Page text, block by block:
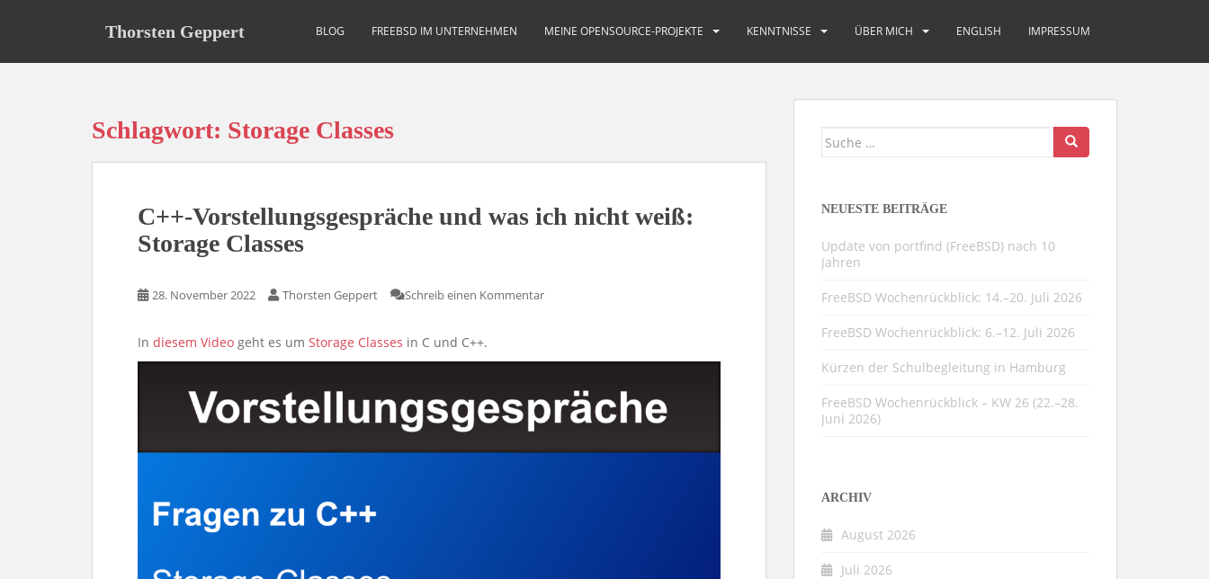
Thorsten Geppert BLOG FREEBSD IM UNTERNEHMEN MEINE OPENSOURCE-PROJEKTE KENNTNISSE ÜBER MICH ENGLISH IMPRESSUM
Schlagwort: Storage Classes
C++-Vorstellungsgespräche und was ich nicht weiß:
Storage Classes
28. November 2022 Thorsten Geppert Schreib einen Kommentar
In diesem Video geht es um Storage Classes in C und C++.
Suche
NEUESTE BEITRÄGE
Update von portfind (FreeBSD) nach 10
Jahren
FreeBSD Wochenrückblick: 14.–20. Juli 2026
FreeBSD Wochenrückblick: 6.–12. Juli 2026
Kürzen der Schulbegleitung in Hamburg
FreeBSD Wochenrückblick – KW 26 (22.–28.
Juni 2026)
ARCHIV
August 2026
Juli 2026